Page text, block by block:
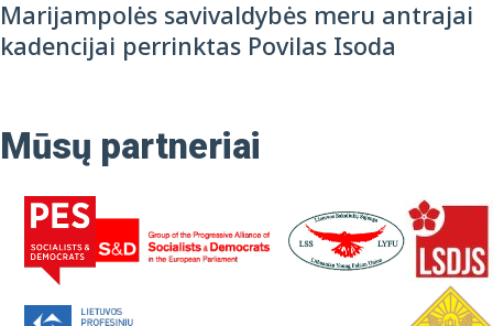
Marijampolės savivaldybės meru antrajai
kadencijai perrinktas Povilas Isoda
Mūsų partneriai